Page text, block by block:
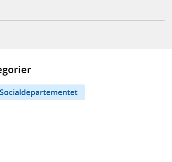
extern webbplats,
din e-postklient,
Socialdepartementet